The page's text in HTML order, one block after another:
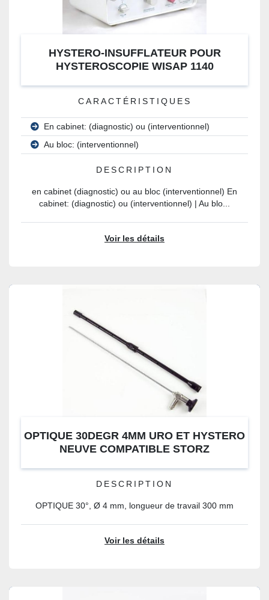
HYSTERO-INSUFFLATEUR POUR
HYSTEROSCOPIE WISAP 1140
CARACTÉRISTIQUES
En cabinet: (diagnostic) ou (interventionnel)
Au bloc: (interventionnel)
DESCRIPTION
en cabinet (diagnostic) ou au bloc (interventionnel) En
cabinet: (diagnostic) ou (interventionnel) | Au blo...
Voir les détails
OPTIQUE 30DEGR 4MM URO ET HYSTERO
NEUVE COMPATIBLE STORZ
DESCRIPTION
OPTIQUE 30°, Ø 4 mm, longueur de travail 300 mm
Voir les détails